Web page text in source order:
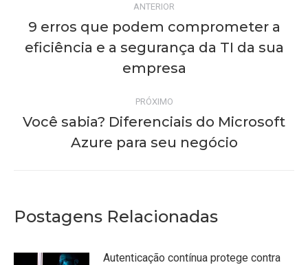
de
post:
ANTERIOR
Post
anterior:
9 erros que podem comprometer a
eficiência e a segurança da TI da sua
empresa
PRÓXIMO
post:
Você sabia? Diferenciais do Microsoft
Azure para seu negócio
Postagens Relacionadas
Autenticação contínua protege contra